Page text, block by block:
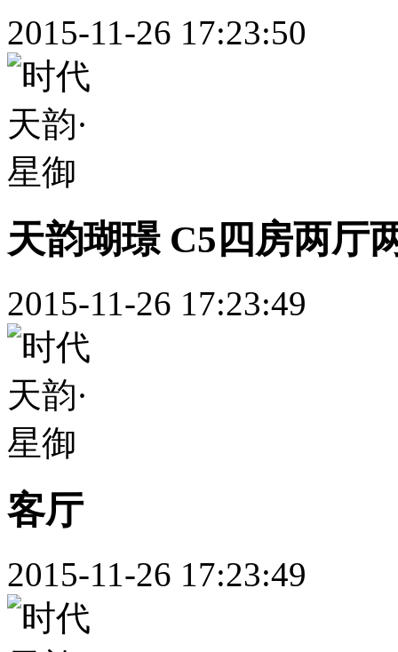
2015-11-26 17:23:50
天韵瑚璟 C5四房两厅
2015-11-26 17:23:49
客厅
2015-11-26 17:23:49